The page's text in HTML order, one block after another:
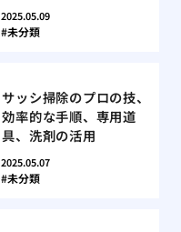
2025.05.09
未分類
サッシ掃除のプロの技、
効率的な手順、専用道
具、洗剤の活用
2025.05.07
未分類